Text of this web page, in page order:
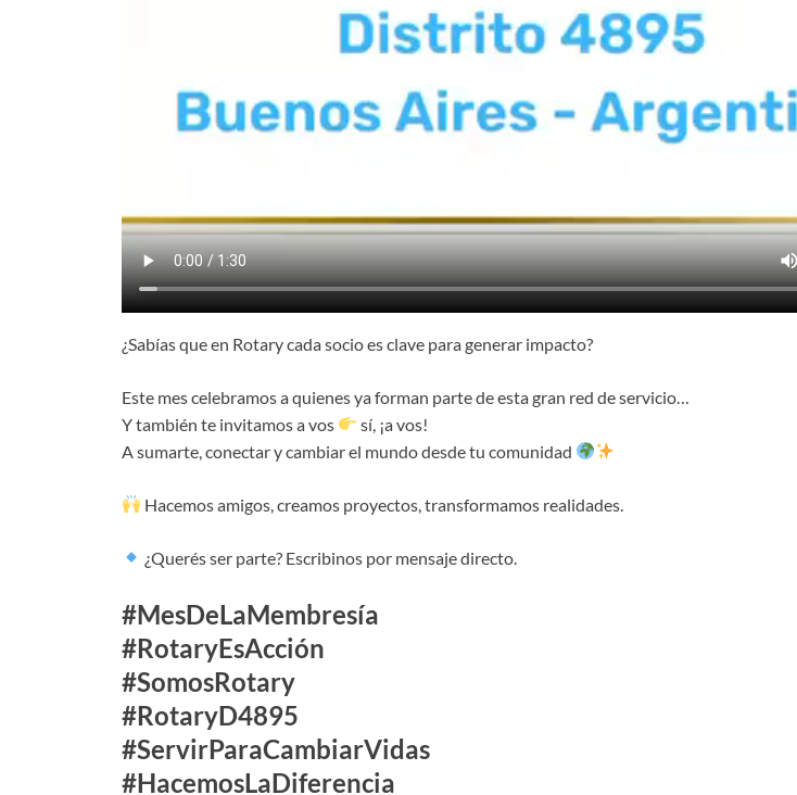
¿Sabías que en Rotary cada socio es clave para generar impacto?
Este mes celebramos a quienes ya forman parte de esta gran red de servicio…
Y también te invitamos a vos
sí, ¡a vos!
A sumarte, conectar y cambiar el mundo desde tu comunidad
Hacemos amigos, creamos proyectos, transformamos realidades.
¿Querés ser parte? Escribinos por mensaje directo.
#MesDeLaMembresía
#RotaryEsAcción
#SomosRotary
#RotaryD4895
#ServirParaCambiarVidas
#HacemosLaDiferencia